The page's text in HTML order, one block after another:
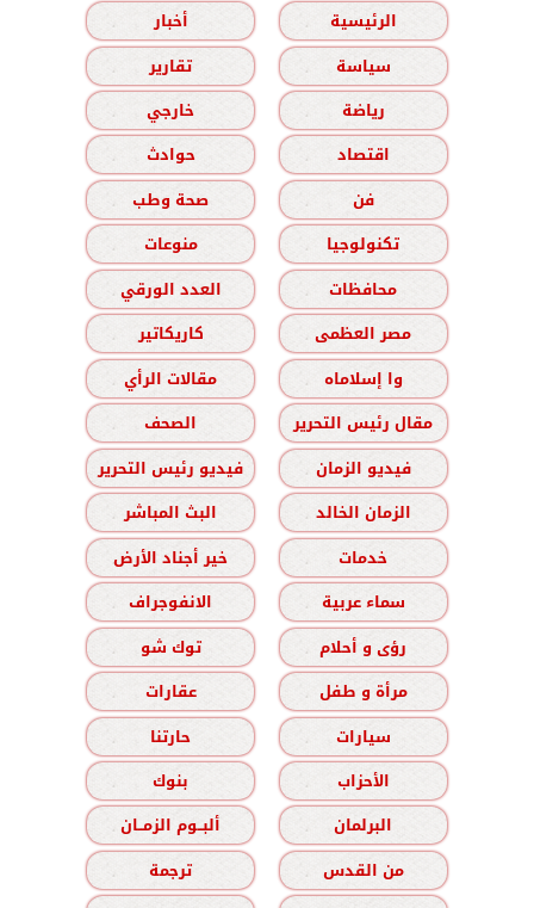
الرئيسية
أخبار
سياسة
تقارير
رياضة
خارجي
اقتصاد
حوادث
فن
صحة وطب
تكنولوجيا
منوعات
محافظات
العدد الورقي
مصر العظمى
كاريكاتير
وا إسلاماه
مقالات الرأي
مقال رئيس التحرير
الصحف
فيديو الزمان
فيديو رئيس التحرير
الزمان الخالد
البث المباشر
خدمات
خير أجناد الأرض
سماء عربية
الانفوجراف
رؤى و أحلام
توك شو
مرأة و طفل
عقارات
سيارات
حارتنا
الأحزاب
بنوك
البرلمان
ألبــوم الزمــان
من القدس
ترجمة